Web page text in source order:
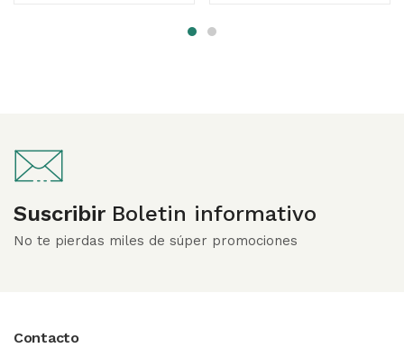
Suscribir Boletin informativo
No te pierdas miles de súper promociones
Contacto